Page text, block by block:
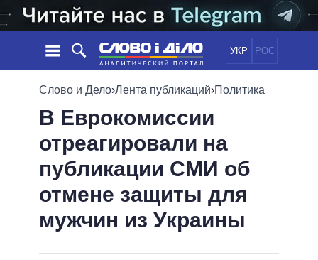
УКР РОС
НОВОСТИ
ЛЕНТА
СОБЫТИЯ
СТАТЬИ
МНЕНИЯ
ОБЗОРЫ
ДАЙДЖЕСТЫ
ПОЛИТИКА
ЭКОНОМИКА
ОБЩЕСТВО
ОБЕЩАНИЯ
ПОЛИТИКИ
ВСЕ ПОЛИТИКИ
ПРЕЗИДЕНТ И ОФИС
ВЕРХОВНАЯ РАДА
ИНФОГРАФИКА
ВИДЕО
Слово и Дело›Лента публикаций›Политика
В Еврокомиссии
отреагировали на
публикации СМИ об
отмене защиты для
мужчин из Украины